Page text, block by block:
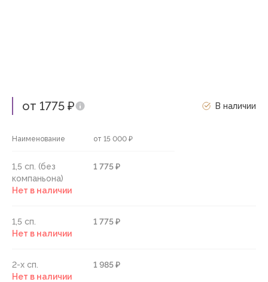
от 1775 ₽ В наличии
Наименование от 15 000 ₽
1,5 сп. (без
компаньона)
1 775 ₽
Нет в наличии
1,5 сп.
1 775 ₽
Нет в наличии
2-х сп.
1 985 ₽
Нет в наличии